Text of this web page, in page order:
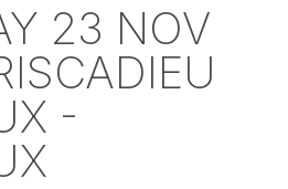
23 NOV
-